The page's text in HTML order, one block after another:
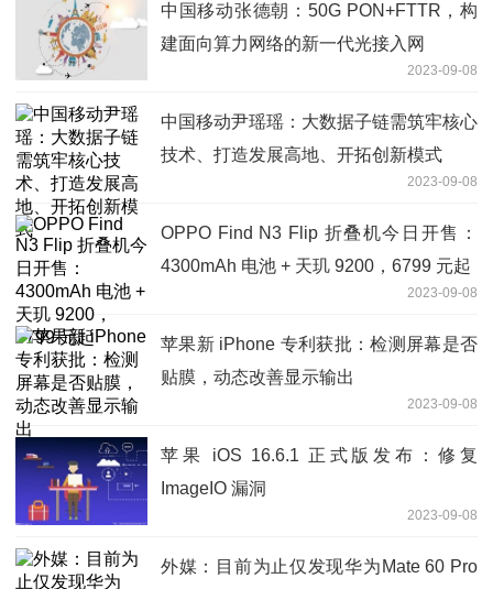
中国移动张德朝：50G PON+FTTR，构
建面向算力网络的新一代光接入网
2023-09-08
中国移动尹瑶瑶：大数据子链需筑牢核心
技术、打造发展高地、开拓创新模式
2023-09-08
OPPO Find N3 Flip 折叠机今日开售：
4300mAh 电池 + 天玑 9200，6799 元起
2023-09-08
苹果新 iPhone 专利获批：检测屏幕是否
贴膜，动态改善显示输出
2023-09-08
苹果 iOS 16.6.1 正式版发布：修复
ImageIO 漏洞
2023-09-08
外媒：目前为止仅发现华为Mate 60 Pro